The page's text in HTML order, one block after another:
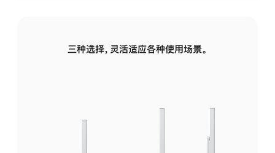
三种选择，灵活适应各种使用场景。